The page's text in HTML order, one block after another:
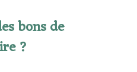
bons de
?